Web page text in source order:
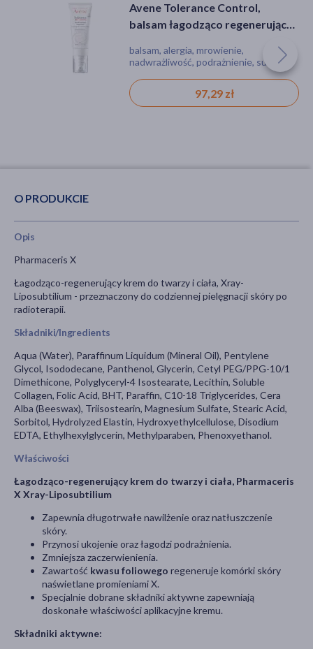
Avene Tolerance Control,
balsam łagodząco regenerujący,
balsam, alergia, mrowienie,
nadwrażliwość, podrażnienie, suchość,
zapachowych, dla alergików
97,29 zł
RadioCALM, emulsja dla skóry w
trakcie terapii onkologicznej, 75
emulsja, spray, podrażnienie, suchość
32,79 zł
O PRODUKCIE
Opis
Pharmaceris X
Łagodząco-regenerujący krem do twarzy i ciała, Xray-
Liposubtilium - przeznaczony do codziennej pielęgnacji skóry po
radioterapii.
Składniki/Ingredients
Aqua (Water), Paraffinum Liquidum (Mineral Oil), Pentylene
Glycol, Isododecane, Panthenol, Glycerin, Cetyl PEG/PPG-10/1
Dimethicone, Polyglyceryl-4 Isostearate, Lecithin, Soluble
Collagen, Folic Acid, BHT, Paraffin, C10-18 Triglycerides, Cera
Alba (Beeswax), Triisostearin, Magnesium Sulfate, Stearic Acid,
Sorbitol, Hydrolyzed Elastin, Hydroxyethylcellulose, Disodium
EDTA, Ethylhexylglycerin, Methylparaben, Phenoxyethanol.
Właściwości
Łagodząco-regenerujący krem do twarzy i ciała, Pharmaceris
X Xray-Liposubtilium
Zapewnia długotrwałe nawilżenie oraz natłuszczenie
skóry.
Przynosi ukojenie oraz łagodzi podrażnienia.
Zmniejsza zaczerwienienia.
Zawartość kwasu foliowego regenerujekomórki skóry
naświetlane promieniami X.
Specjalnie dobrane składniki aktywne zapewniają
doskonałe właściwości aplikacyjne kremu.
Składniki aktywne: